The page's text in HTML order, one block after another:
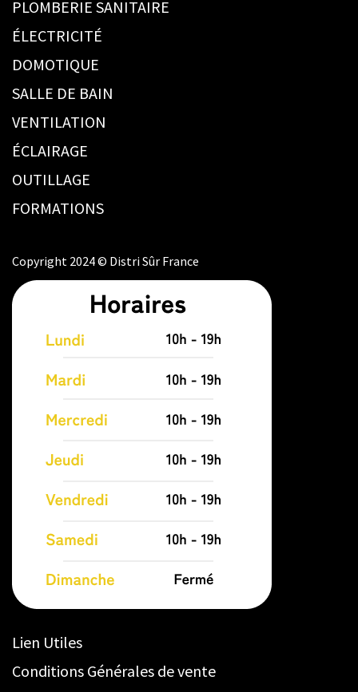
PLOMBERIE SANITAIRE
ÉLECTRICITÉ
DOMOTIQUE
SALLE DE BAIN
VENTILATION
ÉCLAIRAGE
OUTILLAGE
FORMATIONS
Copyright 2024 © Distri Sûr France
Lien Utiles
Conditions Générales de vente